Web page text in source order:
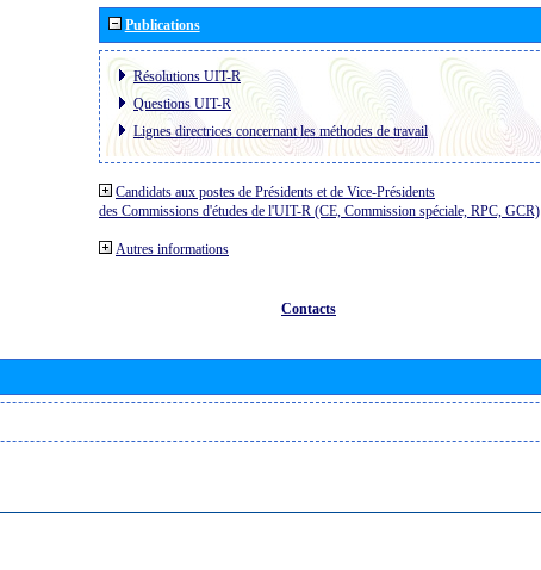
Publications
Résolutions UIT-R
Questions UIT-R
Lignes directrices concernant les méthodes de travail
Candidats aux postes de Présidents et de Vice-Présidents
des Commissions d'études de l'UIT-R (CE, Commission spéciale, RPC, GCR)
Autres informations
Contacts